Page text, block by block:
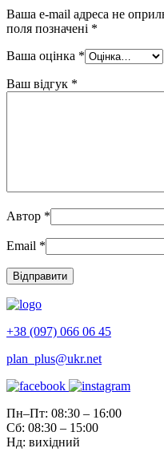
Ваша e-mail адреса не
поля позначені *
Ваша оцінка *
Ваш відгук *
Автор *
Email *
+38 (097) 066 06 45
plan_plus@ukr.net
Пн–Пт: 08:30 – 16:00
Сб: 08:30 – 15:00
Нд: вихідний